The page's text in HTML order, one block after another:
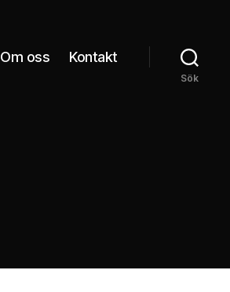
Om oss Kontakt
Sök